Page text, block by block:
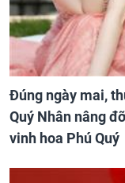
Đúng ngày mai,
Quý Nhân nâng
vinh hoa Phú Quý